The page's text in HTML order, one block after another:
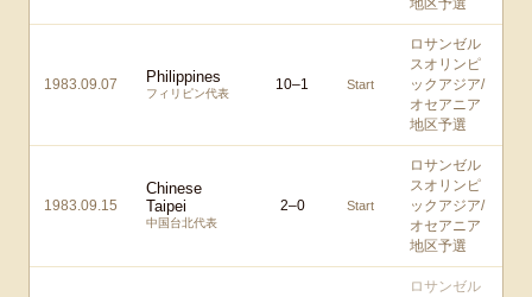
地区予選
1983.09.07 Philippines
フィリピン代表
10–1 Start
ロサンゼル
スオリンピ
ックアジア/
オセアニア
地区予選
1983.09.15
Chinese
Taipei
中国台北代表
2–0 Start
ロサンゼル
スオリンピ
ックアジア/
オセアニア
地区予選
ロサンゼル